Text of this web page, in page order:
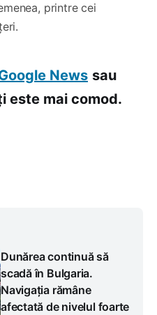
printre cei
News sau
este mai comod.
Dunărea continuă să
scadă în Bulgaria.
Navigația rămâne
afectată de nivelul foarte